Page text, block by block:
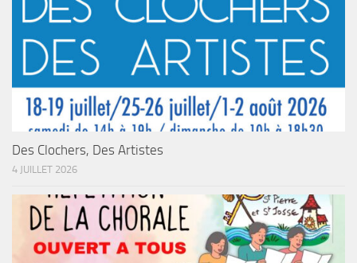
Des Clochers, Des Artistes
4 JUILLET 2026